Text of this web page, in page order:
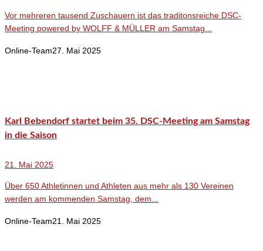
Vor mehreren tausend Zuschauern ist das traditonsreiche DSC-
Meeting powered by WOLFF & MÜLLER am Samstag...
Online-Team27. Mai 2025
Karl Bebendorf startet beim 35. DSC-Meeting am Samstag
in die Saison
21. Mai 2025
Über 650 Athletinnen und Athleten aus mehr als 130 Vereinen
werden am kommenden Samstag, dem...
Online-Team21. Mai 2025